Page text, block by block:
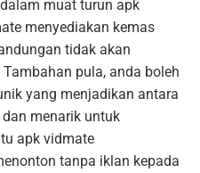
muat turun apk
menyediakan kemas
tidak akan
pula, anda boleh
yang menjadikan antara
menarik untuk
apk vidmate
tanpa iklan kepada